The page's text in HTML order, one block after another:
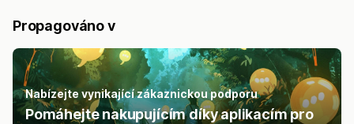
Propagováno v
Nabízejte vynikající zákaznickou podporu
Pomáhejte nakupujícím díky aplikacím pro